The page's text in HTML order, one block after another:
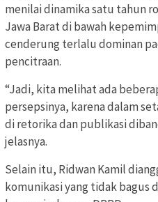
menilai dinamika satu tahun
Jawa Barat di bawah
cenderung terlalu dominan
pencitraan.
“Jadi, kita melihat ada
persepsinya, karena dalam
di retorika dan publikasi
jelasnya.
Selain itu, Ridwan Kamil
komunikasi yang tidak bagus